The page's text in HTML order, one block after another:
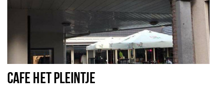
CAFE HET PLEINTJE